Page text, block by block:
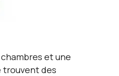
et une
trouvent des